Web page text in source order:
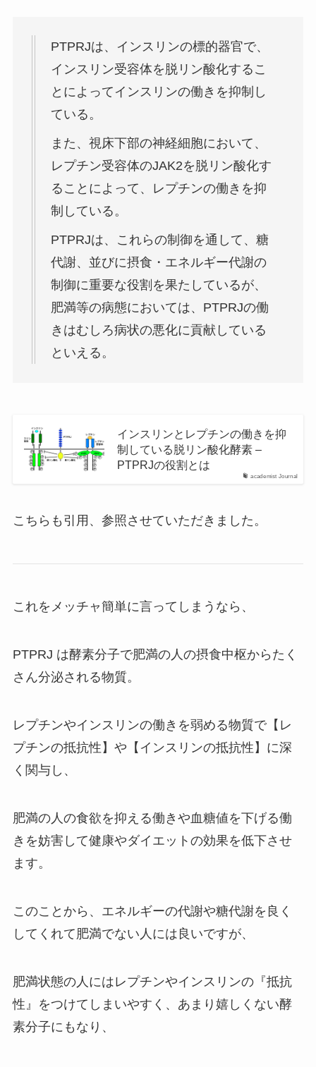
PTPRJは、インスリンの標的器官で、
インスリン受容体を脱リン酸化するこ
とによってインスリンの働きを抑制し
ている。
また、視床下部の神経細胞において、
レプチン受容体のJAK2を脱リン酸化す
ることによって、レプチンの働きを抑
制している。
PTPRJは、これらの制御を通して、糖
代謝、並びに摂食・エネルギー代謝の
制御に重要な役割を果たしているが、
肥満等の病態においては、PTPRJの働
きはむしろ病状の悪化に貢献している
といえる。
academist Journal
インスリンとレプチンの働きを抑
制している脱リン酸化酵素 –
PTPRJの役割とは
こちらも引用、参照させていただきました。
これをメッチャ簡単に言ってしまうなら、
PTPRJ は酵素分子で肥満の人の摂食中枢からたく
さん分泌される物質。
レプチンやインスリンの働きを弱める物質で【レ
プチンの抵抗性】や【インスリンの抵抗性】に深
く関与し、
肥満の人の食欲を抑える働きや血糖値を下げる働
きを妨害して健康やダイエットの効果を低下させ
ます。
このことから、エネルギーの代謝や糖代謝を良く
してくれて肥満でない人には良いですが、
肥満状態の人にはレプチンやインスリンの『抵抗
性』をつけてしまいやすく、あまり嬉しくない酵
素分子にもなり、